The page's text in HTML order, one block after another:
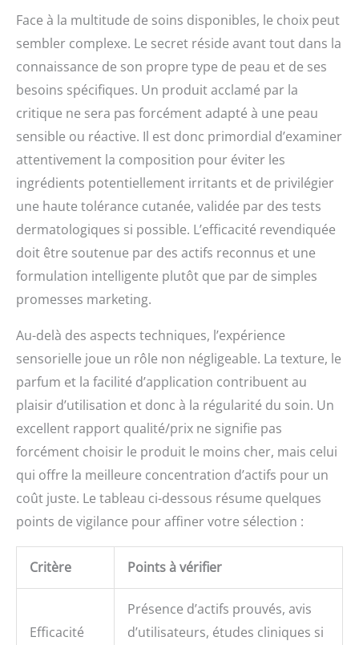
236 ml et 473 ml grand
format. Convient aux
adolescents et adultes.
Adapté à toute la famille.
Sans parfum.
nettoyante Garnier sur un coton, de préférence
réutilisable, puis nettoyez l'ensemble de votre visage,
dont les lèvres et les yeux. Pas besoin de rincer.
EMBELLISSEZ VOTRE PEAU AVEC GARNIER SKIN ACTIVE :
une gamme dédiée aux soins du visage, formulée avec
des ingrédients naturels, pour embellir toutes les peaux.
Face à la multitude de soins disponibles, le choix peut
sembler complexe. Le secret réside avant tout dans la
connaissance de son propre type de peau et de ses
besoins spécifiques. Un produit acclamé par la
critique ne sera pas forcément adapté à une peau
sensible ou réactive. Il est donc primordial d’examiner
attentivement la composition pour éviter les
ingrédients potentiellement irritants et de privilégier
une haute tolérance cutanée, validée par des tests
dermatologiques si possible. L’efficacité revendiquée
doit être soutenue par des actifs reconnus et une
formulation intelligente plutôt que par de simples
promesses marketing.
Au-delà des aspects techniques, l’expérience
sensorielle joue un rôle non négligeable. La texture, le
parfum et la facilité d’application contribuent au
plaisir d’utilisation et donc à la régularité du soin. Un
excellent rapport qualité/prix ne signifie pas
forcément choisir le produit le moins cher, mais celui
qui offre la meilleure concentration d’actifs pour un
coût juste. Le tableau ci-dessous résume quelques
points de vigilance pour affiner votre sélection :
Critère Points à vérifier
Efficacité
Présence d’actifs prouvés, avis
d’utilisateurs, études cliniques si